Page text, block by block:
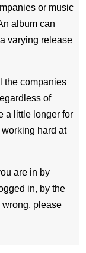
or music
album can
varying release
the companies
of
a little longer for
hard at
are in by
in, by the
wrong, please